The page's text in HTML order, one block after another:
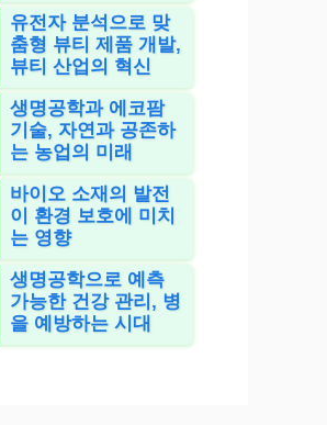
유전자 분석으로 맞
춤형 뷰티 제품 개발,
뷰티 산업의 혁신
생명공학과 에코팜
기술, 자연과 공존하
는 농업의 미래
바이오 소재의 발전
이 환경 보호에 미치
는 영향
생명공학으로 예측
가능한 건강 관리, 병
을 예방하는 시대